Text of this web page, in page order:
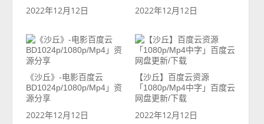
2022年12月12日 2022年12月12日
《沙丘》-电影百度云
BD1024p/1080p/Mp4」资
源分享
2022年12月12日
【沙丘】百度云资源
「1080p/Mp4中字」百度云
网盘更新/下载
2022年12月12日